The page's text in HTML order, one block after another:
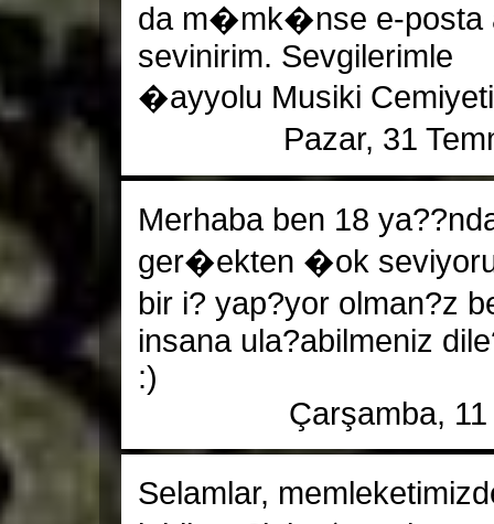
da m�mk�nse e-posta
sevinirim. Sevgilerimle
�ayyolu Musiki
Pazar, 31
Merhaba ben 18
ger�ekten �ok
bir i? yap?yor olman?z
insana ula?abilmeniz
:)
Çarşamba,
Selamlar,